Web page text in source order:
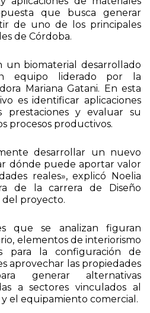
que busca generar
de uno de los principales
de Córdoba.
un biomaterial desarrollado
equipo liderado por la
Mariana Gatani. En esta
es identificar aplicaciones
prestaciones y evaluar su
procesos productivos.
desarrollar un nuevo
dónde puede aportar valor
reales», explicó Noelia
de la carrera de Diseño
proyecto.
que se analizan figuran
elementos de interiorismo
para la configuración de
aprovechar las propiedades
generar alternativas
a sectores vinculados al
el equipamiento comercial.